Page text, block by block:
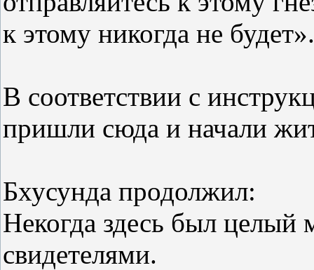
к этому никогда не будет».
В соответствии с
пришли сюда и начали
Бхусунда продолжил:
Некогда здесь был
свидетелями.